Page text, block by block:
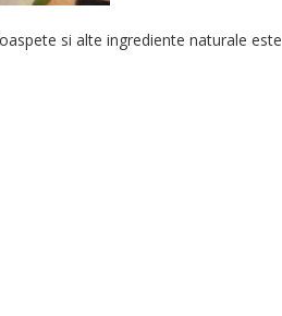
si alte ingrediente naturale este